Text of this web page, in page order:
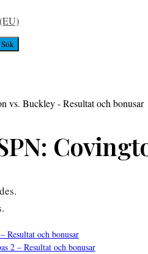
Resultat och bonusar
2 – Resultat och bonusar